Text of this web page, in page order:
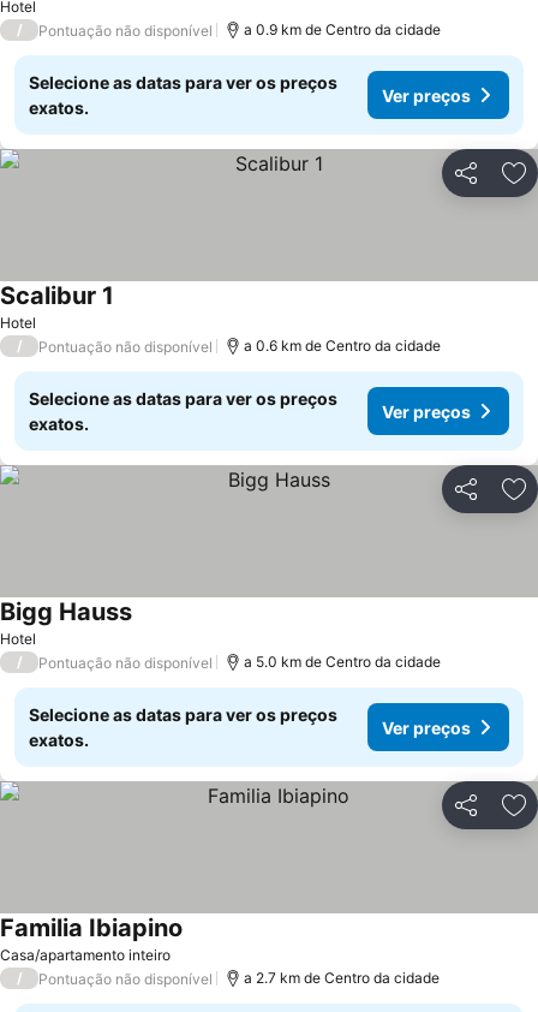
Hotel
/ Pontuação não disponível a 0.9 km de Centro da cidade
Selecione as datas para ver os preços
exatos.
Ver preços
Partilhar
Hotel
Scalibur 1
/ Pontuação não disponível a 0.6 km de Centro da cidade
Selecione as datas para ver os preços
exatos.
Ver preços
Partilhar
Hotel
Bigg HaussVer preços
/ Pontuação não disponível a 5.0 km de Centro da cidade
Selecione as datas para ver os preços
exatos.
Ver preços
Partilhar
Casa/apartamento inteiro
Familia Ibiapino
/ Pontuação não disponível a 2.7 km de Centro da cidade